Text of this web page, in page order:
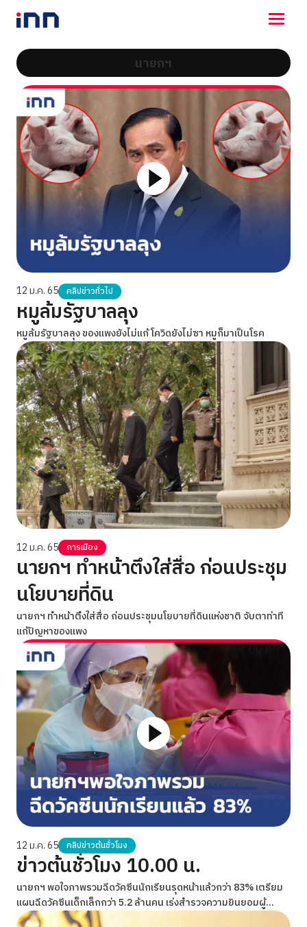
NEWS
ENTERTAINMENT
LIFESTYLE
HOROSCOPE
LOTTERY
VIDEO
ร่วมด้วยช่วยกัน
นายกฯ
12 ม.ค. 65 คลิปข่าวทั่วไป
หมูล้มรัฐบาลลุง
หมูล้มรัฐบาลลุง ของแพงยังไม่แก้ โควิดยังไม่ซา หมูก็มาเป็นโรค
12 ม.ค. 65 การเมือง
นายกฯ ทำหน้าตึงใส่สื่อ ก่อนประชุม
นโยบายที่ดิน
นายกฯ ทำหน้าตึงใส่สื่อ ก่อนประชุมนโยบายที่ดินแห่งชาติ จับตาท่าที
แก้ปัญหาของแพง
12 ม.ค. 65 คลิปข่าวต้นชั่วโมง
ข่าวต้นชั่วโมง 10.00 น.
นายกฯ พอใจภาพรวมฉีดวัคซีนนักเรียนรุดหน้าแล้วกว่า 83% เตรียม
แผนฉีดวัคซีนเด็กเล็กกว่า 5.2 ล้านคน เร่งสำรวจความยินยอมผู้
ปกครองภายในเดือนมกราคมนี้